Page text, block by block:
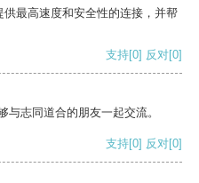
最高速度和安全性的连接，并帮
支持[0] 反对[0]
志同道合的朋友一起交流。
支持[0] 反对[0]